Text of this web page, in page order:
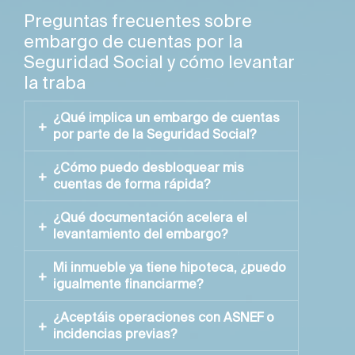
Preguntas frecuentes sobre
embargo de cuentas por la
Seguridad Social y cómo levantar
la traba
¿Qué implica un embargo de cuentas
por parte de la Seguridad Social?
La Tesorería puede bloquear saldos,
ejecutar cargos y anotar embargos sobre
bienes. Paralevantar la trabaes clave
cancelar la deuda o pactar solución
inmediata conpréstamo con garantía
hipotecaria respaldado por un inmueble.
¿Cómo puedo desbloquear mis
cuentas de forma rápida?
Con liquidez urgente para saldar la deuda
ejecutada. Estructuramosfinanciación con
aval de propiedadque permite pagar el
importe requerido y solicitar el
levantamiento del embargo para recuperar
operativa cuanto antes.
¿Qué documentación acelera el
levantamiento del embargo?
Notificación o expediente de embargo,
nota simpledel inmueble, escrituras,
DNI/CIF y certificación de deuda. Con
esto valoramos elpréstamo urgentey
coordinamos el pago para liberar la traba
Mi inmueble ya tiene hipoteca, ¿puedo
igualmente financiarme?
Sí, podemos estudiarhipoteca de
segundo gradosi la tasación lo permite o
¿Aceptáis operaciones con ASNEF o
incidencias previas?